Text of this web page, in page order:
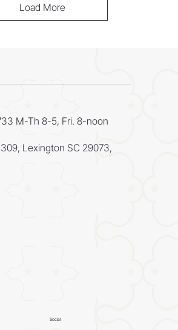
Load More
M-Th 8-5, Fri. 8-noon
Lexington SC 29073,
Social